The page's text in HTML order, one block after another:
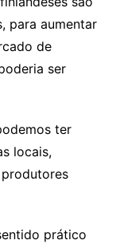
para aumentar
de
ser
ter
locais,
prático